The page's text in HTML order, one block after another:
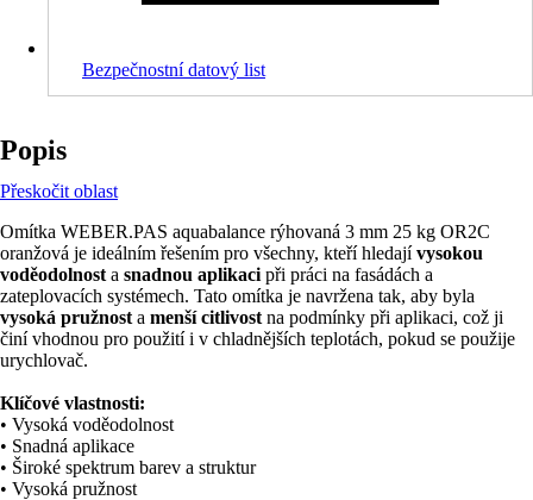
Bezpečnostní datový list
Popis
Přeskočit oblast
Omítka WEBER.PAS aquabalance rýhovaná 3 mm 25 kg OR2C
oranžová je ideálním řešením pro všechny, kteří hledajívysokou
voděodolnost a snadnou aplikaci při práci na fasádách a
zateplovacích systémech. Tato omítka je navržena tak, aby byla
vysoká pružnost a menší citlivost na podmínky při aplikaci, což ji
činí vhodnou pro použití i v chladnějších teplotách, pokud se použije
urychlovač.
Klíčové vlastnosti:
• Vysoká voděodolnost
• Snadná aplikace
• Široké spektrum barev a struktur
• Vysoká pružnost